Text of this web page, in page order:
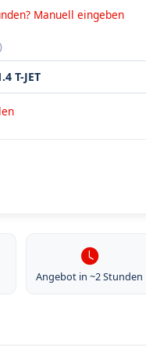
Manuell eingeben
Angebot in ~2 Stunden